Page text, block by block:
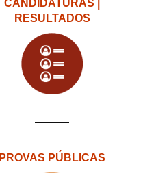
CANDIDATURAS |
RESULTADOS
PROVAS PÚBLICAS